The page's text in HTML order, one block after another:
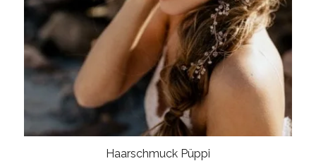
Haarschmuck Püppi